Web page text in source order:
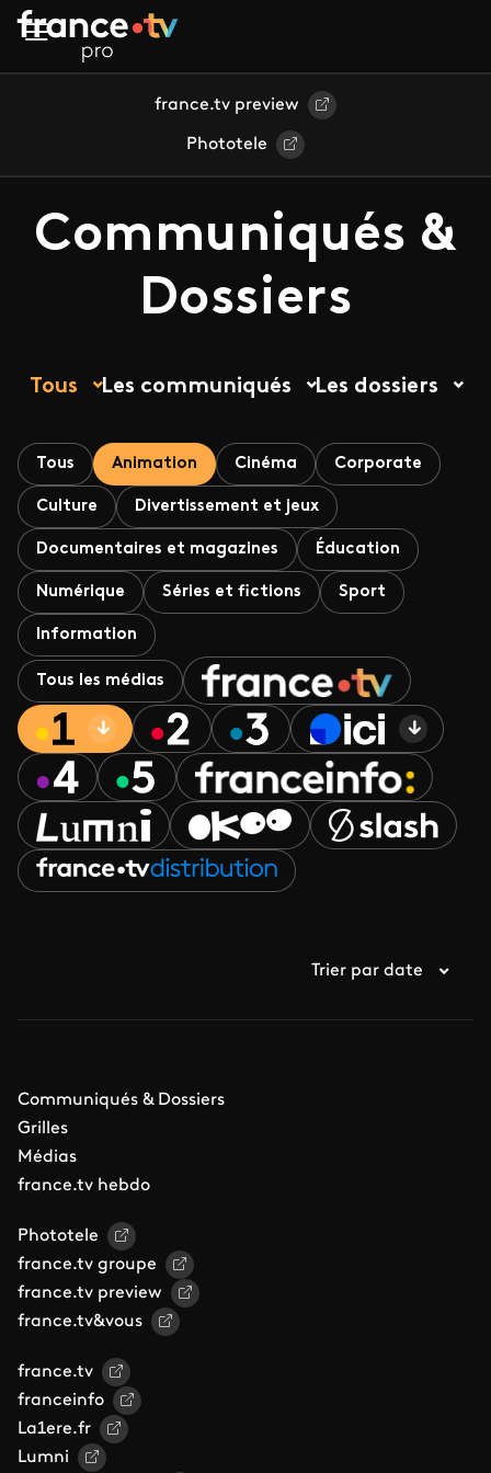
Aller au contenu principal
france.tv preview
Phototele
Communiqués &
Dossiers
Tous Les communiqués Les dossiers
Tous Animation Cinéma Corporate
Culture Divertissement et jeux
Documentaires et magazines Éducation
Numérique Séries et fictions Sport
Information
Tous les médias
Trier par date
Communiqués & Dossiers
Grilles
Médias
france.tv hebdo
Phototele
france.tv groupe
france.tv preview
france.tv&vous
france.tv
franceinfo
La1ere.fr
Lumni